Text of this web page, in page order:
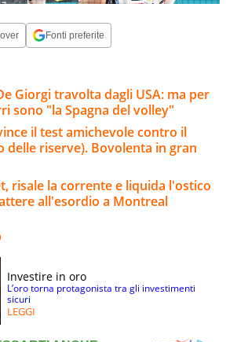
Fonti preferite
Giorgi travolta dagli USA: ma per
sono "la Spagna del volley"
il test amichevole contro il
delle riserve). Bovolenta in gran
risale la corrente e liquida l'ostico
all'esordio a Montreal
Investire in oro
L’oro torna protagonista tra gli investimenti
sicuri
LEGGI